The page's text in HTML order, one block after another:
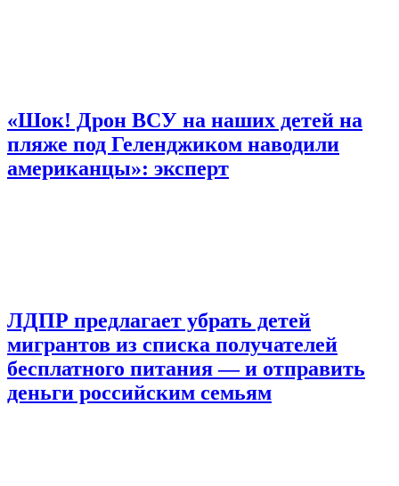
«Шок! Дрон ВСУ на наших детей на
пляже под Геленджиком наводили
американцы»: эксперт
ЛДПР предлагает убрать детей
мигрантов из списка получателей
бесплатного питания — и отправить
деньги российским семьям